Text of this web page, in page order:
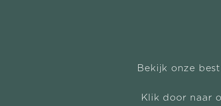
Bekijk onze
Klik door naar